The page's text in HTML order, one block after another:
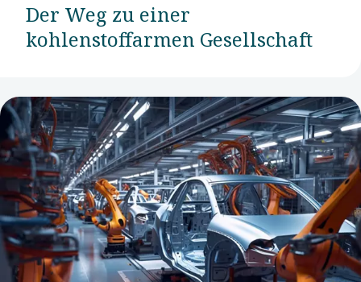
Der Weg zu einer
kohlenstoffarmen Gesellschaft